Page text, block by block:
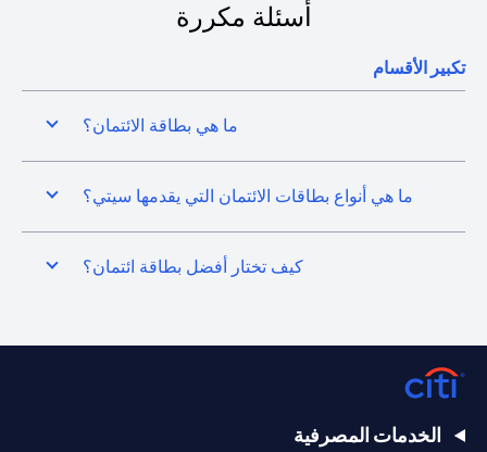
أسئلة مكررة
تكبير الأقسام
ما هي بطاقة الائتمان؟
ما هي أنواع بطاقات الائتمان التي يقدمها سيتي؟
كيف تختار أفضل بطاقة ائتمان؟
الخدمات المصرفية